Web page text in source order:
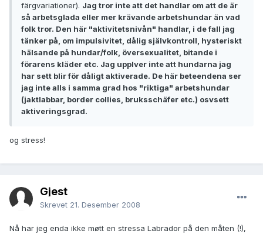
färgvariationer). Jag tror inte att det handlar om att de är
så arbetsglada eller mer krävande arbetshundar än vad
folk tror. Den här "aktivitetsnivån" handlar, i de fall jag
tänker på, om impulsivitet, dålig självkontroll, hysteriskt
hälsande på hundar/folk, översexualitet, bitande i
förarens kläder etc. Jag upplver inte att hundarna jag
har sett blir för dåligt aktiverade. De här beteendena ser
jag inte alls i samma grad hos "riktiga" arbetshundar
(jaktlabbar, border collies, bruksschäfer etc.) osvsett
aktiveringsgrad.
og stress!
Gjest
Skrevet 21. Desember 2008
Nå har jeg enda ikke møtt en stressa Labrador på den måten (!),